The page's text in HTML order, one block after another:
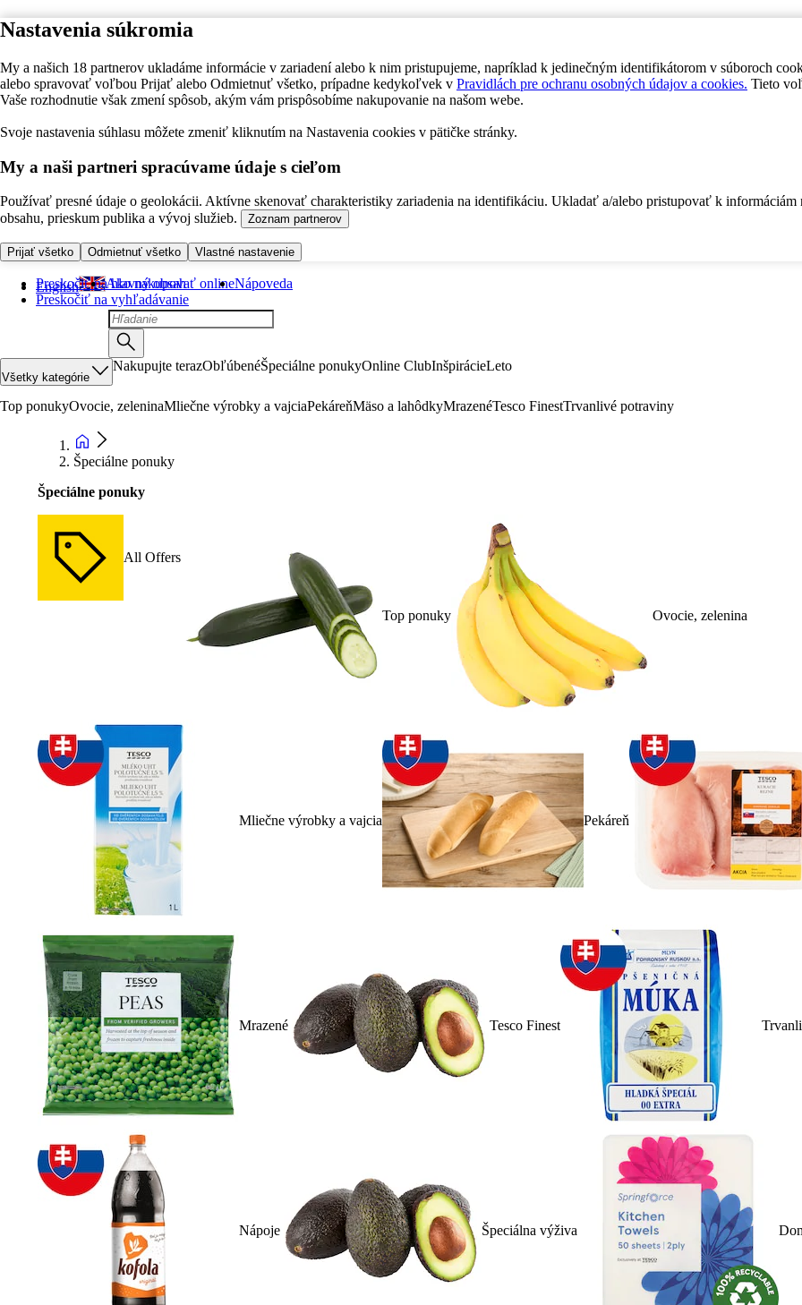
Nastavenia súkromia
My a našich 18 partnerov ukladáme informácie v zariadení alebo k nim pristupujeme, napríklad k jedinečným identifikátorom v súboroch
alebo spravovať voľbou Prijať alebo Odmietnuť všetko, prípadne kedykoľvek v Pravidlách pre ochranu osobných údajov a cookies. Tieto
Vaše rozhodnutie však zmení spôsob, akým vám prispôsobíme nakupovanie na našom webe.
Svoje nastavenia súhlasu môžete zmeniť kliknutím na Nastavenia cookies v pätičke stránky.
My a naši partneri spracúvame údaje s cieľom
Používať presné údaje o geolokácii. Aktívne skenovať charakteristiky zariadenia na identifikáciu. Ukladať a/alebo pristupovať k informáciám
obsahu, prieskum publika a vývoj služieb.
Zoznam partnerov
Prijať všetko Odmietnuť všetko Vlastné nastavenie
Preskočiť na hlavný obsah
Preskočiť na vyhľadávanie
English Ako nakupovať onlineNápoveda
Všetky kategórie
Nakupujte terazObľúbenéŠpeciálne ponukyOnline ClubInšpirácieLeto
Top ponukyOvocie, zeleninaMliečne výrobky a vajciaPekáreňMäso a lahôdkyMrazenéTesco FinestTrvanlivé potraviny
Špeciálne ponuky
Špeciálne ponuky
All Offers
Top ponuky Ovocie, zelenina
Mliečne výrobky a vajcia Pekáreň
Mrazené Tesco Finest
Nápoje Špeciálna výživa